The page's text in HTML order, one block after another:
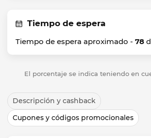
Tiempo de espera
Tiempo de espera aproximado - 78
El porcentaje se indica teniendo en
Descripción y cashback
Cupones y códigos promocionales